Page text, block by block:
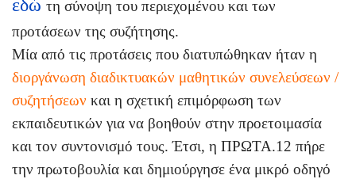
εδώ τη σύνοψη του περιεχομένου και των
προτάσεων της συζήτησης.
Μία από τις προτάσεις που διατυπώθηκαν ήταν η
διοργάνωση διαδικτυακών μαθητικών συνελεύσεων /
συζητήσεων και η σχετική επιμόρφωση των
εκπαιδευτικών για να βοηθούν στην προετοιμασία
και τον συντονισμό τους. Έτσι, η ΠΡΩΤΑ.12 πήρε
την πρωτοβουλία και δημιούργησε ένα μικρό οδηγό